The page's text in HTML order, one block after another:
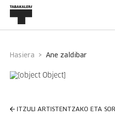
Hasiera ane zaldibar
ITZULI ARTISTENTZAKO ETA